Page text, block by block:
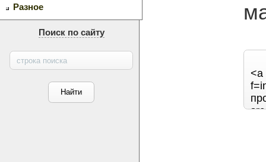
Разное
Поиск по сайту